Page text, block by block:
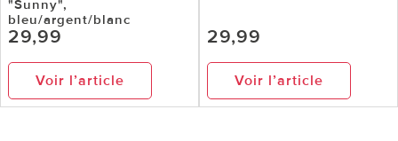
"Sunny",
bleu/argent/blanc
29,99
Voir l’article
29,99
Voir l’article